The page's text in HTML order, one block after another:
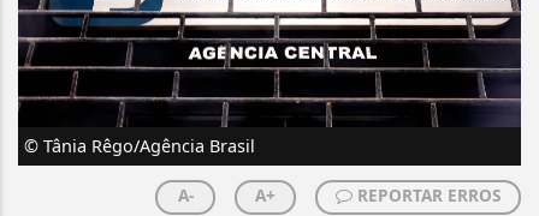
© Tânia Rêgo/Agência Brasil
A- A+ REPORTAR ERROS